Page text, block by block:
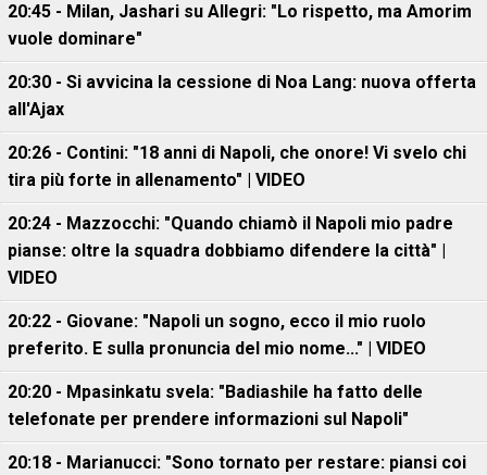
20:45 - Milan, Jashari su Allegri: "Lo rispetto, ma Amorim
vuole dominare"
20:30 - Si avvicina la cessione di Noa Lang: nuova offerta
all'Ajax
20:26 - Contini: "18 anni di Napoli, che onore! Vi svelo chi
tira più forte in allenamento" | VIDEO
20:24 - Mazzocchi: "Quando chiamò il Napoli mio padre
pianse: oltre la squadra dobbiamo difendere la città" |
VIDEO
20:22 - Giovane: "Napoli un sogno, ecco il mio ruolo
preferito. E sulla pronuncia del mio nome..." | VIDEO
20:20 - Mpasinkatu svela: "Badiashile ha fatto delle
telefonate per prendere informazioni sul Napoli"
20:18 - Marianucci: "Sono tornato per restare: piansi coi